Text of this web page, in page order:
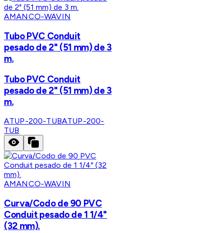
AMANCO-WAVIN
Tubo PVC Conduit
pesado de 2" (51 mm) de 3
m.
Tubo PVC Conduit
pesado de 2" (51 mm) de 3
m.
ATUP-200-TUBATUP-200-
TUB
AMANCO-WAVIN
Curva/Codo de 90 PVC
Conduit pesado de 1 1/4"
(32 mm).